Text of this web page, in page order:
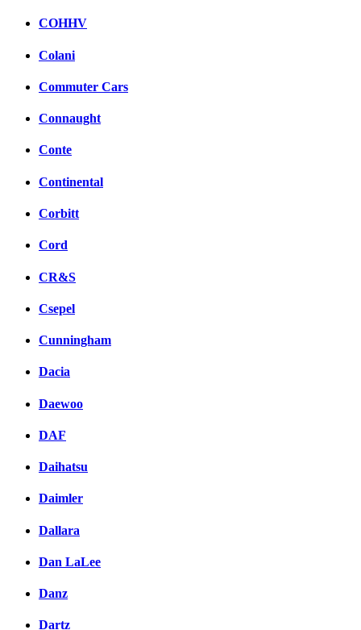
COHHV
Colani
Commuter Cars
Connaught
Conte
Continental
Corbitt
Cord
CR&S
Csepel
Cunningham
Dacia
Daewoo
DAF
Daihatsu
Daimler
Dallara
Dan LaLee
Danz
Dartz